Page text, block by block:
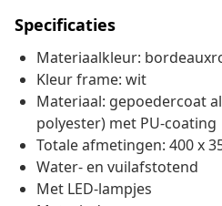
Specificaties
Materiaalkleur:
Kleur frame: wit
Materiaal: gepoedercoat
polyester) met PU-coating
Totale afmetingen: 400 x
Water- en vuilafstotend
Met LED-lampjes